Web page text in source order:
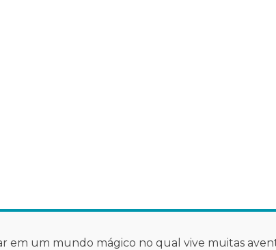
em um mundo mágico no qual vive muitas